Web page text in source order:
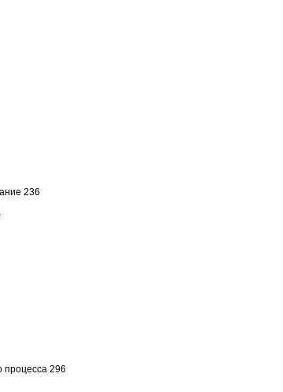
236
процесса 296